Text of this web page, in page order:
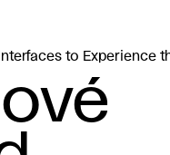
to Experience